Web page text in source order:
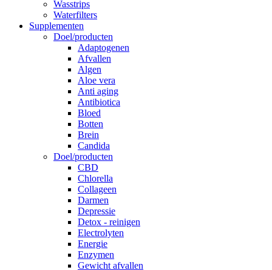
Wasstrips
Waterfilters
Supplementen
Doel/producten
Adaptogenen
Afvallen
Algen
Aloe vera
Anti aging
Antibiotica
Bloed
Botten
Brein
Candida
Doel/producten
CBD
Chlorella
Collageen
Darmen
Depressie
Detox - reinigen
Electrolyten
Energie
Enzymen
Gewicht afvallen